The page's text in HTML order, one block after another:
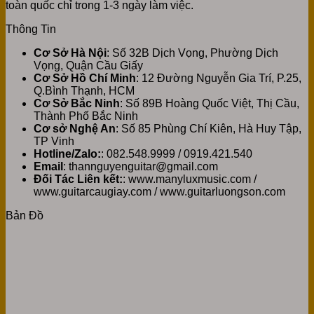
toàn quốc chỉ trong 1-3 ngày làm việc.
Thông Tin
Cơ Sở Hà Nội: Số 32B Dịch Vọng, Phường Dịch
Vọng, Quận Cầu Giấy
Cơ Sở Hồ Chí Minh: 12 Đường Nguyễn Gia Trí, P.25,
Q.Bình Thạnh, HCM
Cơ Sở Bắc Ninh: Số 89B Hoàng Quốc Việt, Thị Cầu,
Thành Phố Bắc Ninh
Cơ sở Nghệ An: Số 85 Phùng Chí Kiên, Hà Huy Tập,
TP Vinh
Hotline/Zalo:: 082.548.9999 / 0919.421.540
Email : thannguyenguitar@gmail.com
Đối Tác Liên kết:: www.manyluxmusic.com /
www.guitarcaugiay.com / www.guitarluongson.com
Bản Đồ